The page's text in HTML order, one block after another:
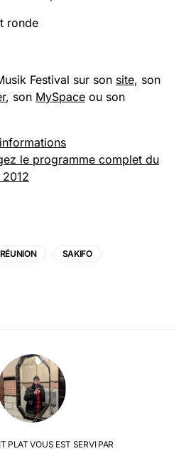
ronde
Festival sur son site, son
, son MySpace ou son
le programme complet du
SAKIFO
PLAT VOUS EST SERVI PAR